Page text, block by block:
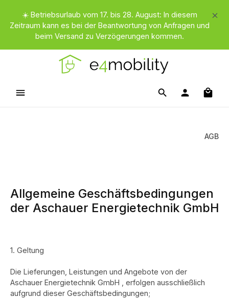
Zum Hauptinhalt springen
☀️ Betriebsurlaub vom 17. bis 28. August: In diesem
Zeitraum kann es bei der Beantwortung von Anfragen und
beim Versand zu Verzögerungen kommen.
AGB
Allgemeine Geschäftsbedingungen
der Aschauer Energietechnik GmbH
1. Geltung
Die Lieferungen, Leistungen und Angebote von der
Aschauer Energietechnik GmbH , erfolgen ausschließlich
aufgrund dieser Geschäftsbedingungen;